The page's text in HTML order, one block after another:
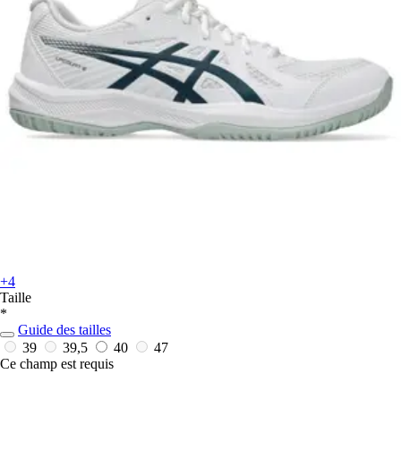
+4
Taille
*
Guide des tailles
39
39,5 40
47
Ce champ est requis